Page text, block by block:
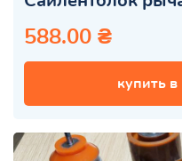
588.00 ₴
купить в